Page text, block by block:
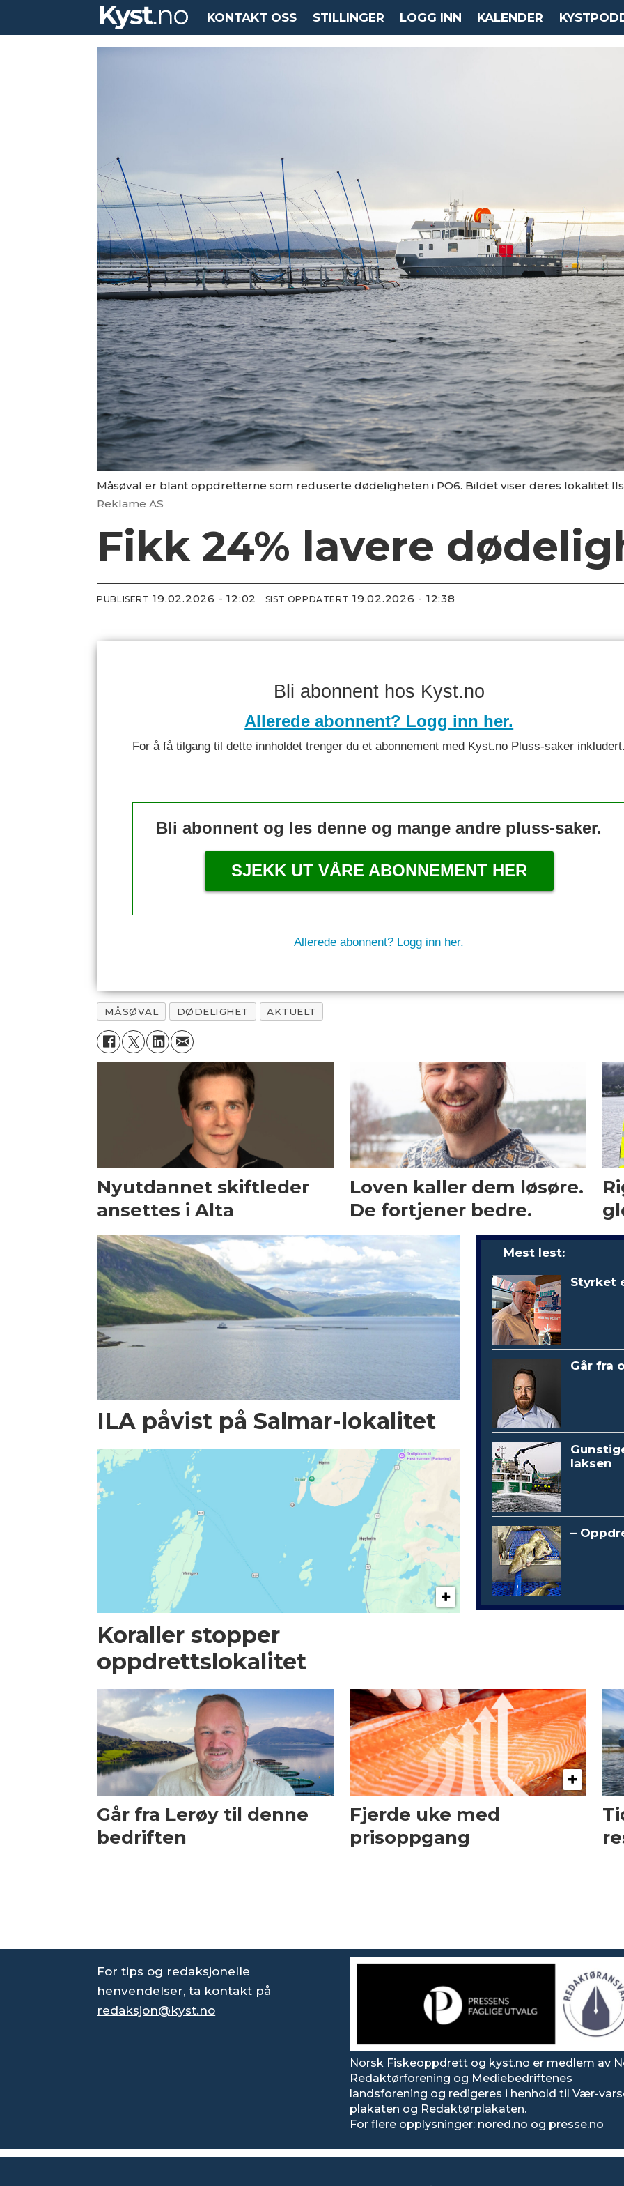
KONTAKT OSS STILLINGER LOGG INN KALENDER
Måsøval er blant oppdretterne som reduserte dødeligheten i PO6. Bildet viser deres lokalitet
Reklame AS
Fikk 24% lavere
PUBLISERT 19.02.2026 - 12:02 SIST OPPDATERT 19.02.2026 - 12:38
Bli abonnent hos Kyst.no
Allerede abonnent? Logg inn her.
For å få tilgang til dette innholdet trenger du et abonnement med Kyst.no Pluss-saker
Bli abonnent og les denne og mange andre pluss-saker.
SJEKK UT VÅRE ABONNEMENT HER
Allerede abonnent? Logg inn her.
MÅSØVAL DØDELIGHET AKTUELT
Nyutdannet skiftleder
ansettes i Alta
Loven kaller dem løsøre.
De fortjener bedre.
ILA påvist på Salmar-lokalitet
Koraller stopper
oppdrettslokalitet
Mest lest:
Styrket
Går fra
laksen
–
Går fra Lerøy til denne
bedriften
Fjerde uke med
prisoppgang
For tips og redaksjonelle
henvendelser, ta kontakt på
redaksjon@kyst.no
Norsk Fiskeoppdrett og kyst.no er medlem av
Redaktørforening og Mediebedriftenes
landsforening og redigeres i henhold til Vær-
plakaten og Redaktørplakaten.
For flere opplysninger: nored.no og presse.no